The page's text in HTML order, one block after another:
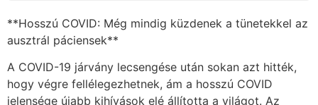
**Hosszú COVID: Még mindig küzdenek a tünetekkel az
ausztrál páciensek**
A COVID-19 járvány lecsengése után sokan azt hitték,
hogy végre fellélegezhetnek, ám a hosszú COVID
jelensége újabb kihívások elé állította a világot. Az